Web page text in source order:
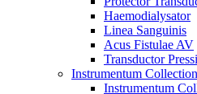
Haemodialysator
Linea Sanguinis
Acus Fistulae AV
Transductor
Instrumentum
Instrumentum